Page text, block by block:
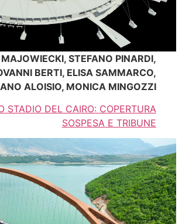
STEFANO PINARDI,
BERTI, ELISA SAMMARCO,
ALOISIO, MONICA MINGOZZI
STADIO DEL CAIRO: COPERTURA
SOSPESA E TRIBUNE